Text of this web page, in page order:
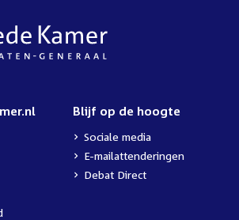
Blijf op de hoogte
Sociale media
E-mailattenderingen
Debat Direct